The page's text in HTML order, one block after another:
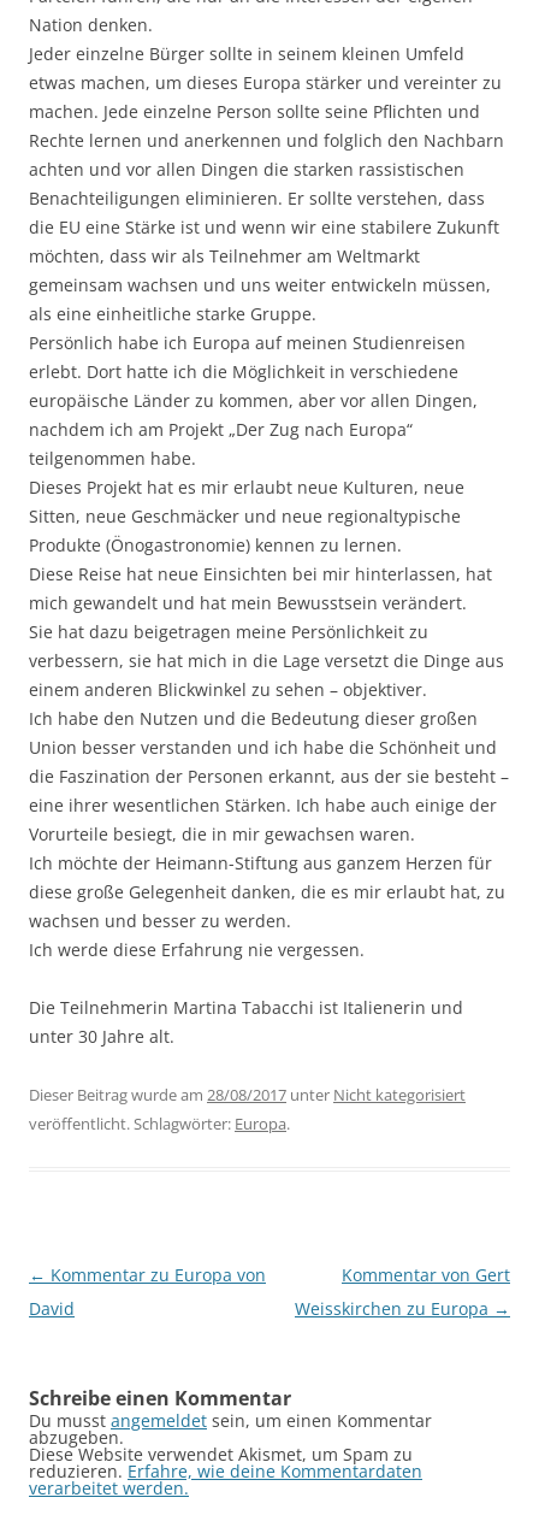
Nation denken.
Jeder einzelne Bürger sollte in seinem kleinen Umfeld
etwas machen, um dieses Europa stärker und vereinter zu
machen. Jede einzelne Person sollte seine Pflichten und
Rechte lernen und anerkennen und folglich den Nachbarn
achten und vor allen Dingen die starken rassistischen
Benachteiligungen eliminieren. Er sollte verstehen, dass
die EU eine Stärke ist und wenn wir eine stabilere Zukunft
möchten, dass wir als Teilnehmer am Weltmarkt
gemeinsam wachsen und uns weiter entwickeln müssen,
als eine einheitliche starke Gruppe.
Persönlich habe ich Europa auf meinen Studienreisen
erlebt. Dort hatte ich die Möglichkeit in verschiedene
europäische Länder zu kommen, aber vor allen Dingen,
nachdem ich am Projekt „Der Zug nach Europa“
teilgenommen habe.
Dieses Projekt hat es mir erlaubt neue Kulturen, neue
Sitten, neue Geschmäcker und neue regionaltypische
Produkte (Önogastronomie) kennen zu lernen.
Diese Reise hat neue Einsichten bei mir hinterlassen, hat
mich gewandelt und hat mein Bewusstsein verändert.
Sie hat dazu beigetragen meine Persönlichkeit zu
verbessern, sie hat mich in die Lage versetzt die Dinge aus
einem anderen Blickwinkel zu sehen – objektiver.
Ich habe den Nutzen und die Bedeutung dieser großen
Union besser verstanden und ich habe die Schönheit und
die Faszination der Personen erkannt, aus der sie besteht –
eine ihrer wesentlichen Stärken. Ich habe auch einige der
Vorurteile besiegt, die in mir gewachsen waren.
Ich möchte der Heimann-Stiftung aus ganzem Herzen für
diese große Gelegenheit danken, die es mir erlaubt hat, zu
wachsen und besser zu werden.
Ich werde diese Erfahrung nie vergessen.
Die Teilnehmerin Martina Tabacchi ist Italienerin und
unter 30 Jahre alt.
Dieser Beitrag wurde am 28/08/2017 unter Nicht kategorisiert
veröffentlicht. Schlagwörter: Europa.
Beitragsnavigation
← Kommentar zu Europa von
David
Kommentar von Gert
Weisskirchen zu Europa →
Schreibe einen Kommentar
Du musst angemeldet sein, um einen Kommentar
abzugeben.
Diese Website verwendet Akismet, um Spam zu
reduzieren. Erfahre, wie deine Kommentardaten
verarbeitet werden.